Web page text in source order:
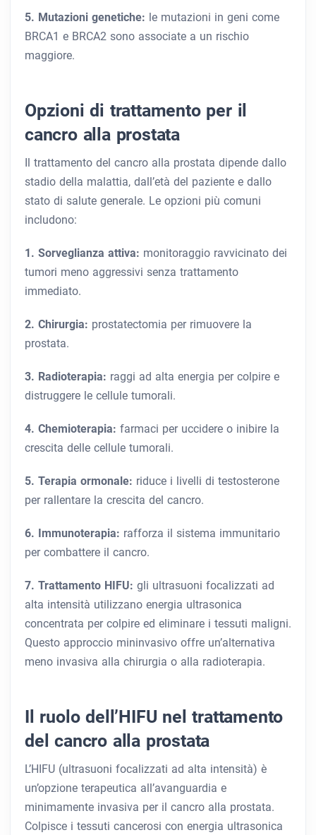
5. Mutazioni genetiche: le mutazioni in geni come
BRCA1 e BRCA2 sono associate a un rischio
maggiore.
Opzioni di trattamento per il
cancro alla prostata
Il trattamento del cancro alla prostata dipende dallo
stadio della malattia, dall’età del paziente e dallo
stato di salute generale. Le opzioni più comuni
includono:
1. Sorveglianza attiva: monitoraggio ravvicinato dei
tumori meno aggressivi senza trattamento
immediato.
2. Chirurgia: prostatectomia per rimuovere la
prostata.
3. Radioterapia: raggi ad alta energia per colpire e
distruggere le cellule tumorali.
4. Chemioterapia: farmaci per uccidere o inibire la
crescita delle cellule tumorali.
5. Terapia ormonale: riduce i livelli di testosterone
per rallentare la crescita del cancro.
6. Immunoterapia: rafforza il sistema immunitario
per combattere il cancro.
7. Trattamento HIFU: gli ultrasuoni focalizzati ad
alta intensità utilizzano energia ultrasonica
concentrata per colpire ed eliminare i tessuti maligni.
Questo approccio mininvasivo offre un’alternativa
meno invasiva alla chirurgia o alla radioterapia.
Il ruolo dell’HIFU nel trattamento
del cancro alla prostata
L’HIFU (ultrasuoni focalizzati ad alta intensità) è
un’opzione terapeutica all’avanguardia e
minimamente invasiva per il cancro alla prostata.
Colpisce i tessuti cancerosi con energia ultrasonica